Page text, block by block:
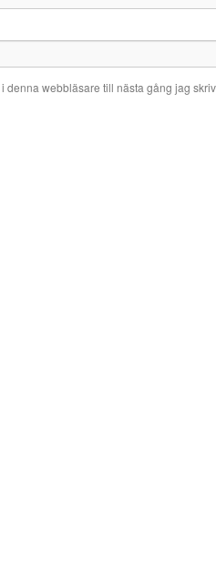
webbläsare till nästa gång jag